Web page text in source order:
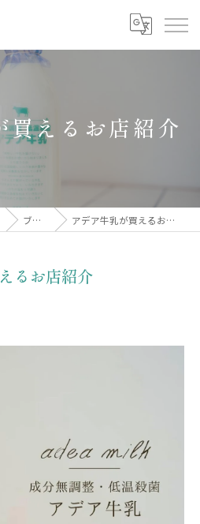
買えるお店紹介
ブログ アデア牛乳が買えるお店紹介
るお店紹介